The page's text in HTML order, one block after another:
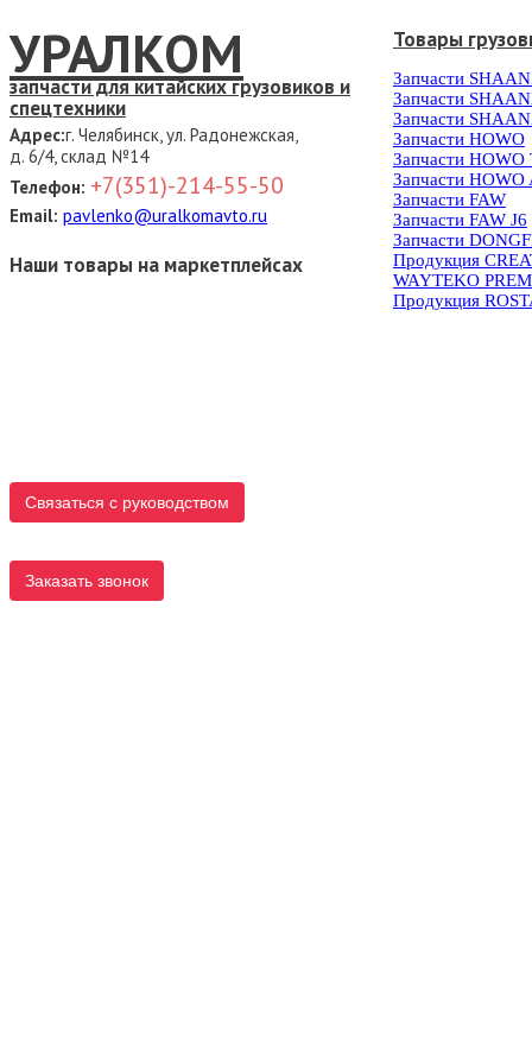
УРАЛКОМ
запчасти для китайских грузовиков и
спецтехники
Адрес:г. Челябинск, ул. Радонежская,
д. 6/4, склад №14
Телефон: +7(351)-214-55-50
Email: pavlenko@uralkomavto.ru
Наши товары на маркетплейсах
Связаться с руководством
Заказать звонок
Товары
Запчасти
Запчасти
Запчасти
Запчасти HOWO
Запчасти HOWO
Запчасти HOWO
Запчасти FAW
Запчасти FAW J6
Запчасти
Продукция
WAYTEKO
Продукция